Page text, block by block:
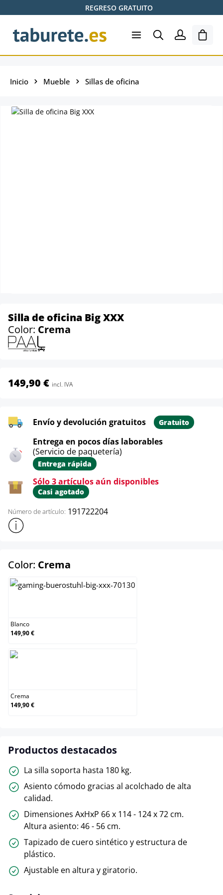
Saltar al contenido principalREGRESO GRATUITO
El
Inicio Mueble Sillas de oficina
Silla de oficina Big XXX
Color: Crema
149,90 € incl. IVA
Envío y devolución gratuitos Gratuito
Entrega en pocos días laborables
(Servicio de paquetería)
Entrega rápida
Sólo 3 artículos aún disponibles
Casi agotado
Número de artículo: 191722204
Mostrar más información sobre el producto
Color: Crema
Blanco
149,90 €
Crema
149,90 €
Productos destacados
La silla soporta hasta 180 kg.
Asiento cómodo gracias al acolchado de alta
calidad.
Dimensiones AxHxP 66 x 114 - 124 x 72 cm.
Altura asiento: 46 - 56 cm.
Tapizado de cuero sintético y estructura de
plástico.
Ajustable en altura y giratorio.